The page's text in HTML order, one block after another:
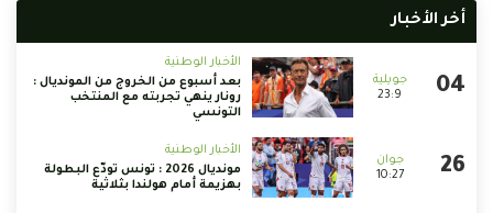
أخر الأخبار
23:9
الأخبار الوطنية
بعد أسبوع من الخروج من المونديال :
رونار ينهي تجربته مع المنتخب
التونسي
10:27
الأخبار الوطنية
مونديال 2026 : تونس تودّع البطولة
بهزيمة أمام هولندا بثلاثية